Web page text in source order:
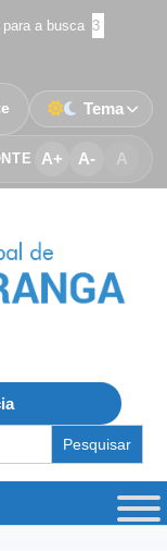
para a busca 3
A+ A- A
Tema